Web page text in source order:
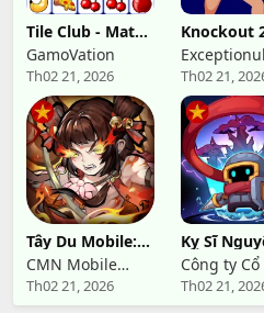
Tile Club - Match
Puzzle Game
GamoVation
Th02 21, 2026
Knockout
Wrath of
Karen
Games
Th02 21,
Tây Du Mobile:
Tam Giới Chiến
CMN Mobile
Game
Th02 21, 2026
Kỵ Sĩ
Tiền
Công ty
3T online
Th02 21,